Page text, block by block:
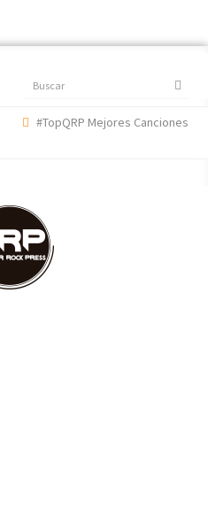
Buscar
#TopQRP Mejores Canciones 2022